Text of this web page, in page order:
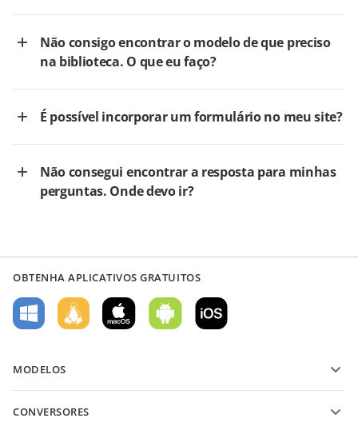
Não consigo encontrar o modelo de que preciso
na biblioteca. O que eu faço?
É possível incorporar um formulário no meu site?
Não consegui encontrar a resposta para minhas
perguntas. Onde devo ir?
OBTENHA APLICATIVOS GRATUITOS
MODELOS
Modelos de documentos de texto
CONVERSORES